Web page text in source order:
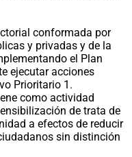
conformada por
y privadas y de la
el Plan
ejecutar acciones
Prioritario 1.
como actividad
de trata de
a efectos de reducir
sin distinción